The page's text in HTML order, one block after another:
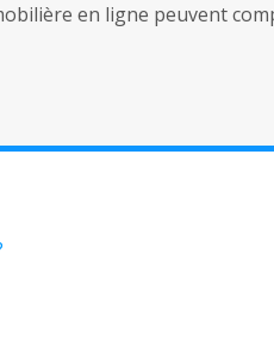
en ligne peuvent